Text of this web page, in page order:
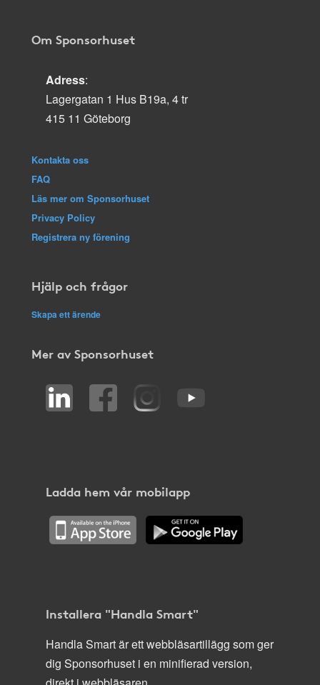
Om Sponsorhuset
Adress:
Lagergatan 1 Hus B19a, 4 tr
415 11 Göteborg
Kontakta oss
FAQ
Läs mer om Sponsorhuset
Privacy Policy
Registrera ny förening
Hjälp och frågor
Skapa ett ärende
Mer av Sponsorhuset
Ladda hem vår mobilapp
Installera "Handla Smart"
Handla Smart är ett webbläsartillägg som ger
dig Sponsorhuset i en minifierad version,